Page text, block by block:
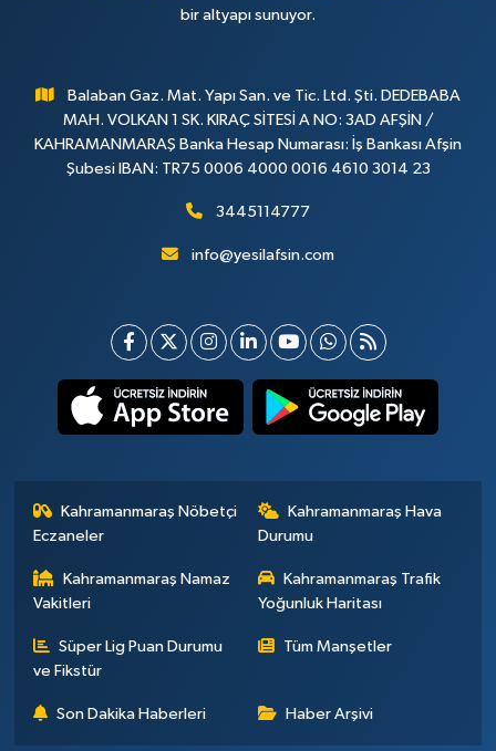
bir altyapı sunuyor.
Balaban Gaz. Mat. Yapı San. ve Tic. Ltd. Şti. DEDEBABA
MAH. VOLKAN 1 SK. KIRAÇ SİTESİ A NO: 3AD AFŞİN /
KAHRAMANMARAŞ Banka Hesap Numarası: İş Bankası Afşin
Şubesi IBAN: TR75 0006 4000 0016 4610 3014 23
3445114777
info@yesilafsin.com
Kahramanmaraş Nöbetçi
Eczaneler
Kahramanmaraş Hava
Durumu
Kahramanmaraş Namaz
Vakitleri
Kahramanmaraş Trafik
Yoğunluk Haritası
Süper Lig Puan Durumu
ve Fikstür
Tüm Manşetler
Son Dakika Haberleri Haber Arşivi